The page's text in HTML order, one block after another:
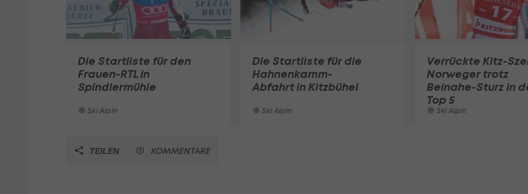
Die Startliste für den
Frauen-RTL in
Spindlermühle
Ski Alpin
Die Startliste für die
Hahnenkamm-
Abfahrt in Kitzbühel
Ski Alpin
Verrückte Kitz-
Norweger trotz
Beinahe-Sturz in
Top 5
Ski Alpin
TEILEN KOMMENTARE